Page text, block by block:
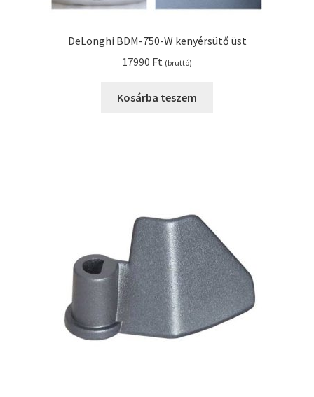
DeLonghi BDM-750-W kenyérsütő üst
17990 Ft (bruttó)
Kosárba teszem